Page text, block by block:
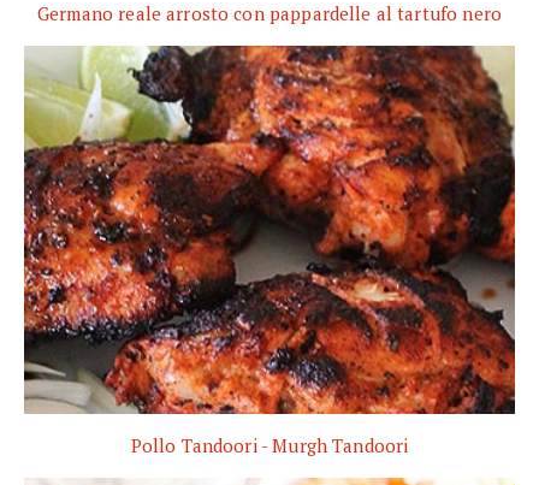
Germano reale arrosto con pappardelle al tartufo nero
Pollo Tandoori - Murgh Tandoori